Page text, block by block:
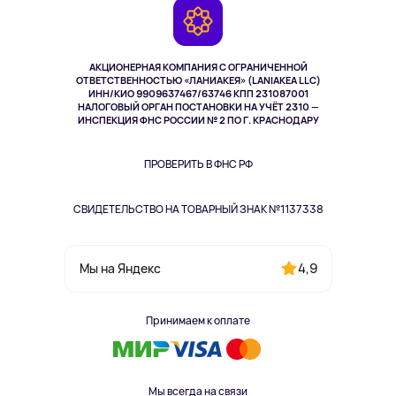
АКЦИОНЕРНАЯ КОМПАНИЯ С ОГРАНИЧЕННОЙ
ОТВЕТСТВЕННОСТЬЮ «ЛАНИАКЕЯ» (LANIAKEA LLC)
ИНН/КИО 9909637467/63746 КПП 231087001
НАЛОГОВЫЙ ОРГАН ПОСТАНОВКИ НА УЧЁТ 2310 —
ИНСПЕКЦИЯ ФНС РОССИИ № 2 ПО Г. КРАСНОДАРУ
ПРОВЕРИТЬ В ФНС РФ
СВИДЕТЕЛЬСТВО НА ТОВАРНЫЙ ЗНАК №1137338
Мы на Яндекс 4,9
Принимаем к оплате
Мы всегда на связи
Здоровье питомцев
Одежда и аксессуары